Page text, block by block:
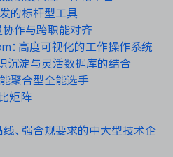
的标杆型工具
协作与跨职能对齐
：高度可视化的工作操作系统
沉淀与灵活数据库的结合
聚合型全能选手
矩阵
线、强合规要求的中大型技术企